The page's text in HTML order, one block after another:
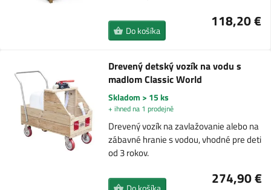
118,20 €
Do košíka
Drevený detský vozík na vodu s
madlom Classic World
Skladom > 15 ks
+ ihned na 1 prodejně
Drevený vozík na zavlažovanie alebo na
zábavné hranie s vodou, vhodné pre deti
od 3 rokov.
274,90 €